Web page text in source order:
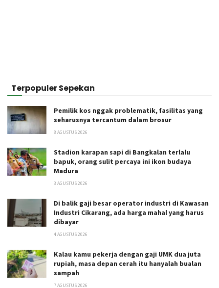
Terpopuler Sepekan
Pemilik kos nggak problematik, fasilitas yang
seharusnya tercantum dalam brosur
8 AGUSTUS 2026
Stadion karapan sapi di Bangkalan terlalu
bapuk, orang sulit percaya ini ikon budaya
Madura
3 AGUSTUS 2026
Di balik gaji besar operator industri di Kawasan
Industri Cikarang, ada harga mahal yang harus
dibayar
4 AGUSTUS 2026
Kalau kamu pekerja dengan gaji UMK dua juta
rupiah, masa depan cerah itu hanyalah bualan
sampah
7 AGUSTUS 2026